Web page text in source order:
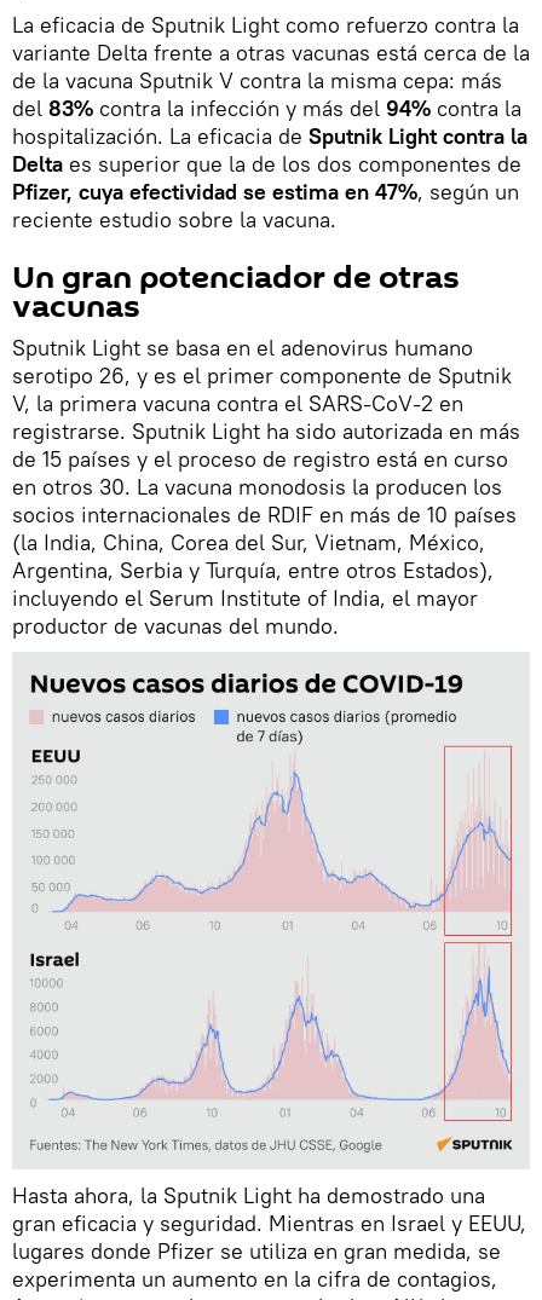
La eficacia de Sputnik Light como refuerzo contra la
variante Delta frente a otras vacunas está cerca de la
de la vacuna Sputnik V contra la misma cepa: más
del 83% contra la infección y más del 94% contra la
hospitalización. La eficacia de Sputnik Light contra la
Delta es superior que la de los dos componentes de
Pfizer, cuya efectividad se estima en 47%, según un
reciente estudio sobre la vacuna.
Un gran potenciador de otras
vacunas
Sputnik Light se basa en el adenovirus humano
serotipo 26, y es el primer componente de Sputnik
V, la primera vacuna contra el SARS-CoV-2 en
registrarse. Sputnik Light ha sido autorizada en más
de 15 países y el proceso de registro está en curso
en otros 30. La vacuna monodosis la producen los
socios internacionales de RDIF en más de 10 países
(la India, China, Corea del Sur, Vietnam, México,
Argentina, Serbia y Turquía, entre otros Estados),
incluyendo el Serum Institute of India, el mayor
productor de vacunas del mundo.
Hasta ahora, la Sputnik Light ha demostrado una
gran eficacia y seguridad. Mientras en Israel y EEUU,
lugares donde Pfizer se utiliza en gran medida, se
experimenta un aumento en la cifra de contagios,